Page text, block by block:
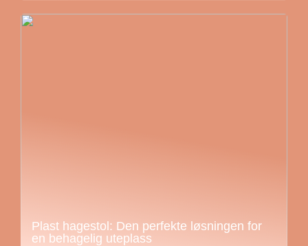
Plast hagestol: Den perfekte løsningen for
en behagelig uteplass